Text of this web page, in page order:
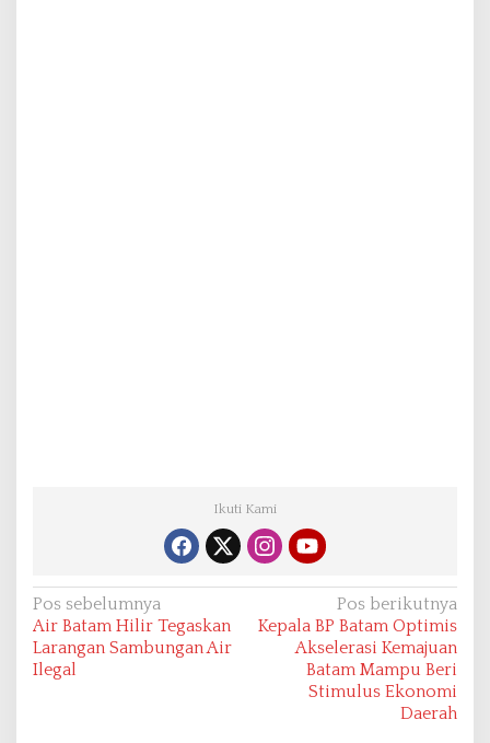
Ikuti Kami
N
a
v
Pos sebelumnya
Air Batam Hilir Tegaskan
Larangan Sambungan Air
Ilegal
Pos berikutnya
Kepala BP Batam Optimis
Akselerasi Kemajuan
Batam Mampu Beri
Stimulus Ekonomi
Daerah